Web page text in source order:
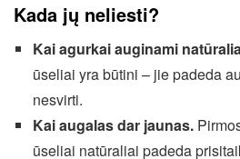
Kada jų neliesti?
Kai agurkai auginami
ūseliai yra būtini – jie padeda
nesvirti.
Kai augalas dar jaunas.
ūseliai natūraliai padeda